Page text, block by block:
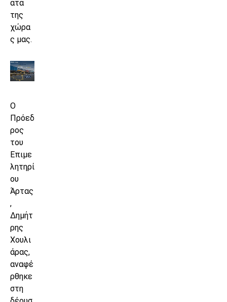
ατα
της
χώρα
ς μας.
Ο
Πρόεδ
ρος
του
Επιμε
λητηρί
ου
Άρτας
,
Δημήτ
ρης
Χουλι
άρας,
αναφέ
ρθηκε
στη